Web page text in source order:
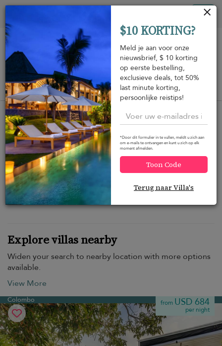
Bekijk op de kaart
Wilt u meer opties?
Hieronder hebben we een aantal geweldige
alternatieven gevonden die u wellicht interesseren.
Explore villas nearby
Widen your search to nearby location with more options
available.
View More
Colombo from USD 684
per night
$10 KORTING?
Meld je aan voor onze
nieuwsbrief, $ 10 korting
op eerste bestelling,
exclusieve deals, tot 50%
last minute korting,
persoonlijke reistips!
*Door dit formulier in te vullen, meldt u zich aan
om e-mails te ontvangen en kunt u zich op elk
moment afmelden.
Toon Code
Terug naar Villa's
Cookies beheer paneel